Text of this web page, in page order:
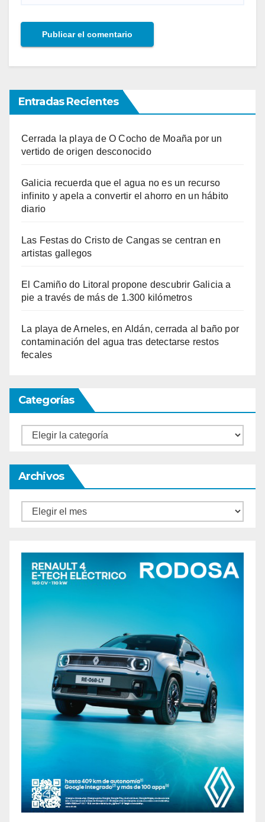
Entradas Recientes
Cerrada la playa de O Cocho de Moaña por un
vertido de origen desconocido
Galicia recuerda que el agua no es un recurso
infinito y apela a convertir el ahorro en un hábito
diario
Las Festas do Cristo de Cangas se centran en
artistas gallegos
El Camiño do Litoral propone descubrir Galicia a
pie a través de más de 1.300 kilómetros
La playa de Arneles, en Aldán, cerrada al baño por
contaminación del agua tras detectarse restos
fecales
Categorías
Categorías
Archivos
Archivos